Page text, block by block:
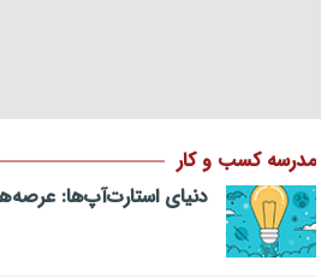
مدرسه کسب و کار
دنیای استارت‌آپ‌ها: